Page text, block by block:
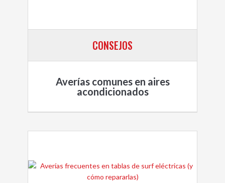
CONSEJOS
Averías comunes en aires
acondicionados